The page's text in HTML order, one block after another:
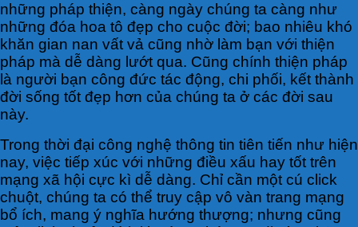
những pháp thiện, càng ngày chúng ta càng như
những đóa hoa tô đẹp cho cuộc đời; bao nhiêu khó
khăn gian nan vất vả cũng nhờ làm bạn với thiện
pháp mà dễ dàng lướt qua. Cũng chính thiện pháp
là người bạn công đức tác động, chi phối, kết thành
đời sống tốt đẹp hơn của chúng ta ở các đời sau
này.
Trong thời đại công nghệ thông tin tiên tiến như hiện
nay, việc tiếp xúc với những điều xấu hay tốt trên
mạng xã hội cực kì dễ dàng. Chỉ cần một cú click
chuột, chúng ta có thể truy cập vô vàn trang mạng
bổ ích, mang ý nghĩa hướng thượng; nhưng cũng